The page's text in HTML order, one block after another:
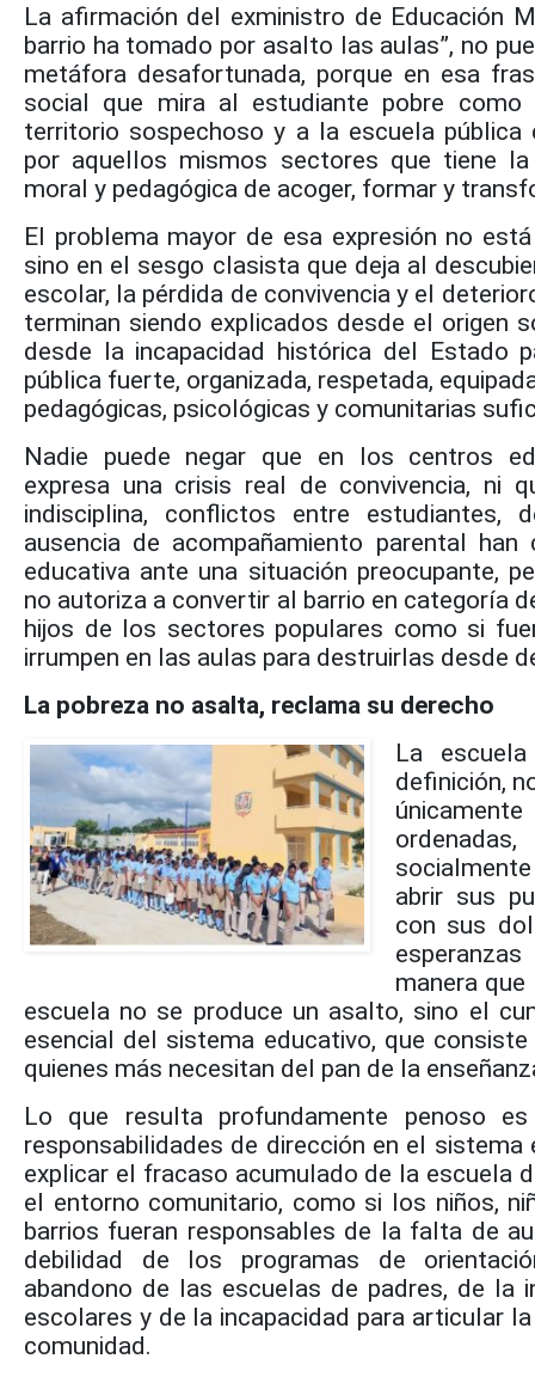
La afirmación del exministro de Educación
barrio ha tomado por asalto las aulas”, no
metáfora desafortunada, porque en esa
social que mira al estudiante pobre como
territorio sospechoso y a la escuela pública
por aquellos mismos sectores que tiene la
moral y pedagógica de acoger, formar y
El problema mayor de esa expresión no
sino en el sesgo clasista que deja al
escolar, la pérdida de convivencia y el
terminan siendo explicados desde el origen
desde la incapacidad histórica del Estado
pública fuerte, organizada, respetada,
pedagógicas, psicológicas y comunitarias
Nadie puede negar que en los centros
expresa una crisis real de convivencia, ni
indisciplina, conflictos entre estudiantes,
ausencia de acompañamiento parental
educativa ante una situación preocupante,
no autoriza a convertir al barrio en categoría
hijos de los sectores populares como si
irrumpen en las aulas para destruirlas desde
La pobreza no asalta, reclama su derecho
La
definición,
abrir sus
con sus
manera
escuela no se produce un asalto, sino el
esencial del sistema educativo, que
quienes más necesitan del pan de la
Lo que resulta profundamente penoso
responsabilidades de dirección en el sistema
explicar el fracaso acumulado de la escuela
el entorno comunitario, como si los niños,
barrios fueran responsables de la falta de
debilidad de los programas de
abandono de las escuelas de padres, de la
escolares y de la incapacidad para articular
comunidad.